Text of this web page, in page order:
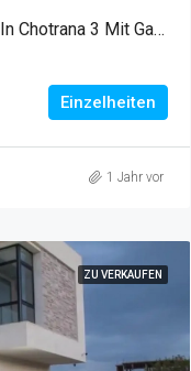
Luxuriöse Villa Zum Verkauf In Chotrana 3 Mit Garten Und Pool
Einzelheiten
1 Jahr vor
ZU VERKAUFEN